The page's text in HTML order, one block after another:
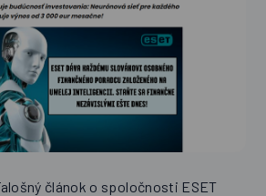
článok o spoločnosti ESET